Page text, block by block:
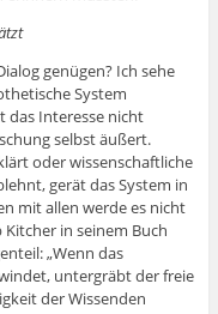
genügen? Ich sehe
System
das Interesse nicht
selbst äußert.
oder wissenschaftliche
gerät das System in
mit allen werde es nicht
in seinem Buch
„Wenn das
untergräbt der freie
der Wissenden